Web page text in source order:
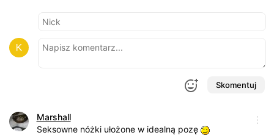
Skomentuj
Marshall
Seksowne nóżki ułożone w idealną pozę